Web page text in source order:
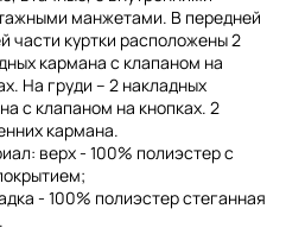
манжетами. В передней
части куртки расположены 2
кармана с клапаном на
На груди – 2 накладных
с клапаном на кнопках. 2
кармана.
верх - 100% полиэстер c
- 100% полиэстер стеганная